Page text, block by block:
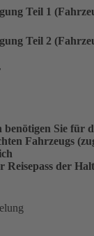
Teil 1
Teil 2
benötigen Sie für
Fahrzeugs
Reisepass der